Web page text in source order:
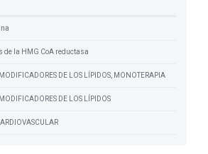
de la HMG CoA reductasa
DE LOS LÍPIDOS, MONOTERAPIA
DE LOS LÍPIDOS